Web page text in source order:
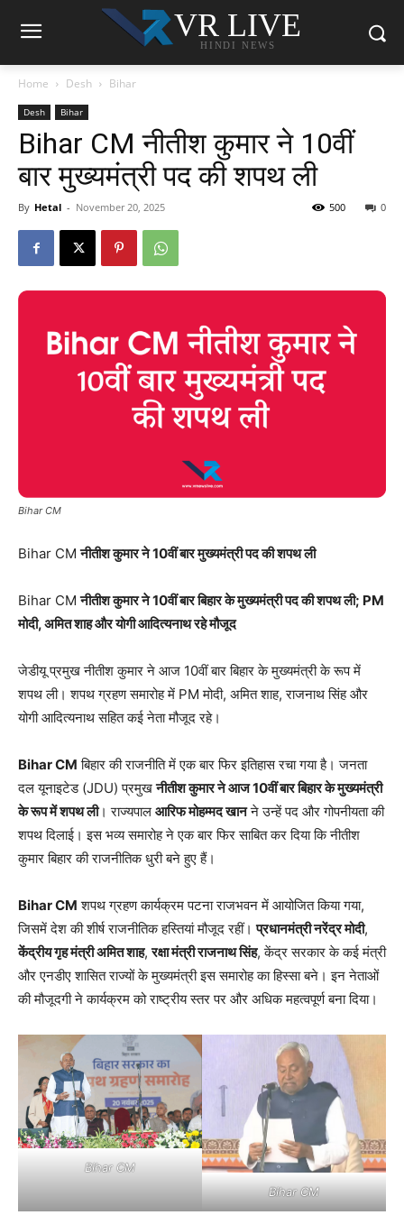
VR LIVE
HINDI NEWS
Home Desh Bihar
Desh Bihar
Bihar CM नीतीश कुमार ने 10वीं
बार मुख्यमंत्री पद की शपथ ली
By Hetal - November 20, 2025 0
500
Bihar CM
Bihar CMनीतीश कुमार ने 10वीं बार मुख्यमंत्री पद की शपथ ली
Bihar CMनीतीश कुमार ने 10वीं बार बिहार के मुख्यमंत्री पद की शपथ ली; PM
मोदी, अमित शाह और योगी आदित्यनाथ रहे मौजूद
जेडीयू प्रमुख नीतीश कुमार ने आज 10वीं बार बिहार के मुख्यमंत्री के रूप में
शपथ ली। शपथ ग्रहण समारोह में PM मोदी, अमित शाह, राजनाथ सिंह और
योगी आदित्यनाथ सहित कई नेता मौजूद रहे।
Bihar CM बिहार की राजनीति में एक बार फिर इतिहास रचा गया है। जनता
दल यूनाइटेड (JDU) प्रमुखनीतीश कुमार ने आज 10वीं बार बिहार के मुख्यमंत्री
के रूप में शपथ ली। राज्यपाल आरिफ मोहम्मद खानने उन्हें पद और गोपनीयता की
शपथ दिलाई। इस भव्य समारोह ने एक बार फिर साबित कर दिया कि नीतीश
कुमार बिहार की राजनीतिक धुरी बने हुए हैं।
Bihar CM शपथ ग्रहण कार्यक्रम पटना राजभवन में आयोजित किया गया,
जिसमें देश की शीर्ष राजनीतिक हस्तियां मौजूद रहीं।प्रधानमंत्री नरेंद्र मोदी,
केंद्रीय गृह मंत्री अमित शाह,रक्षा मंत्री राजनाथ सिंह, केंद्र सरकार के कई मंत्री
और एनडीए शासित राज्यों के मुख्यमंत्री इस समारोह का हिस्सा बने। इन नेताओं
की मौजूदगी ने कार्यक्रम को राष्ट्रीय स्तर पर और अधिक महत्वपूर्ण बना दिया।
Bihar CM
Bihar CM